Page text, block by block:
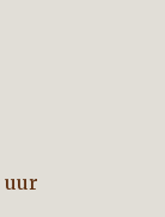
uur